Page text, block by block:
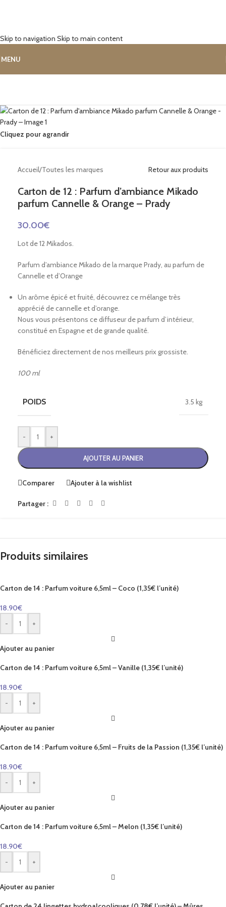
Skip to navigation Skip to main content
MENU
Cliquez pour agrandir
Accueil/Toutes les marques Retour aux produits
Carton de 12 : Parfum d’ambiance Mikado
parfum Cannelle & Orange – Prady
30.00€
Lot de 12 Mikados.
Parfum d’ambiance Mikado de la marque Prady, au parfum de
Cannelle et d’Orange
Un arôme épicé et fruité, découvrez ce mélange très
apprécié de cannelle et d’orange.
Nous vous présentons ce diffuseur de parfum d’intérieur,
constitué en Espagne et de grande qualité.
Bénéficiez directement de nos meilleurs prix grossiste.
100 ml
POIDS 3.5 kg
- +
AJOUTER AU PANIER
Comparer Ajouter à la wishlist
Partager :
Produits similaires
Carton de 14 : Parfum voiture 6,5ml – Coco (1,35€ l’unité)
18.90€
-
+
Ajouter au panier
Carton de 14 : Parfum voiture 6,5ml – Vanille (1,35€ l’unité)
18.90€
-
+
Ajouter au panier
Carton de 14 : Parfum voiture 6,5ml – Fruits de la Passion (1,35€ l’unité)
18.90€
-
+
Ajouter au panier
Carton de 14 : Parfum voiture 6,5ml – Melon (1,35€ l’unité)
18.90€
-
+
Ajouter au panier